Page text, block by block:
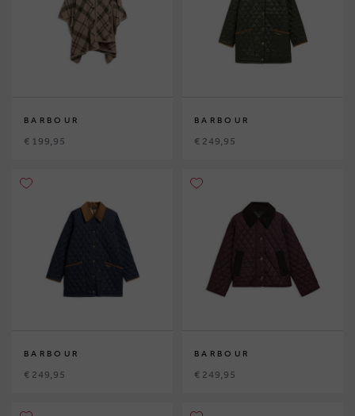
BARBOUR
€ 199,95
BARBOUR
€ 249,95
BARBOUR
€ 249,95
BARBOUR
€ 249,95